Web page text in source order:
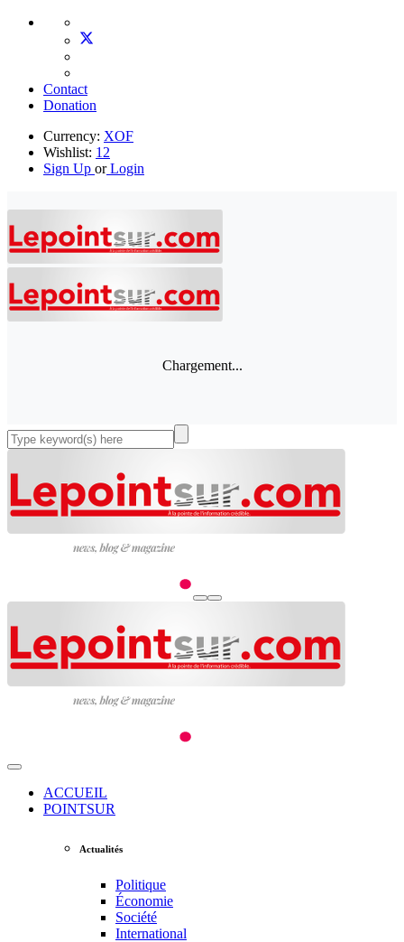
Contact
Donation
Currency: XOF
Wishlist: 12
Sign Up orLogin
Chargement...
ACCUEIL
POINTSUR
Actualités
Politique
Économie
Société
International